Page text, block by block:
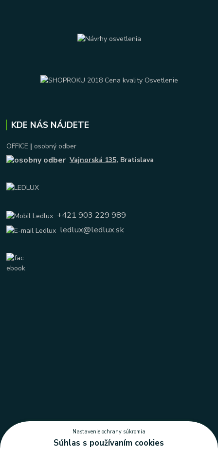
KDE NÁS NÁJDETE
OFFICE | osobný odber
Vajnorská 135, Bratislava
+421 903 229 989
ledlux@ledlux.sk
Nastavenie ochrany súkromia
Súhlas s používaním cookies